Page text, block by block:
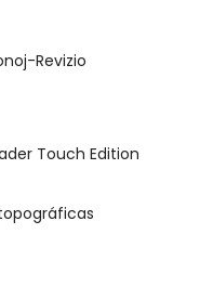
Revizio
Touch Edition